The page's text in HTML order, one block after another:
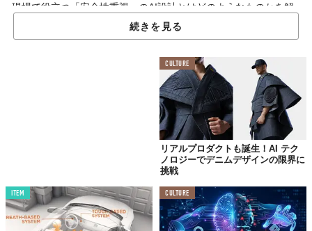
現場で役立つ「安全性重視」のAI設計とはどのようなものかを解
説します。交通安全対策に関わる専門家や、データ活用に関心の
ある読者にとって、リスク予測の常識が変わるヒントをお届けし
AI予測の落とし穴と新たな安全性重視アプローチ
これまでの交通事故予測AIには、実用上の大きな課題がいくつか
存在していました。本研究では、それらを解決するために英国の5
年間の交通データ（2020〜2024年）を分析し、新しい枠組みを提
不均衡データによる精度の偽装
続きを見る
CULTURE
リアルプロダクトも誕生！AI テク
ノロジーでデニムデザインの限界に
挑戦
ITEM CULTURE